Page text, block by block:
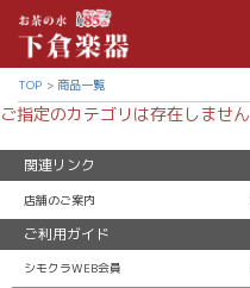
TOP 商品一覧
ご指定のカテゴリは存在しません
関連リンク
店舗のご案内
ご利用ガイド
シモクラWEB会員